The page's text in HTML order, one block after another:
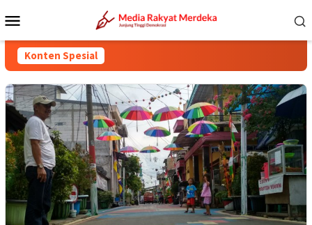
ke
Mobile
Konten Spesial